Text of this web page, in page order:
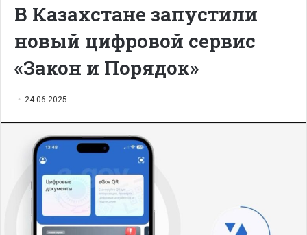
В Казахстане запустили
новый цифровой сервис
«Закон и Порядок»
24.06.2025